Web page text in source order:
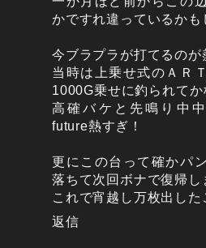
かですれ違っているか
今ブラプラが打てるのが
当時は上乗せ式のＡＲ
1000G乗せに釣られて
高確バケと先鳴り中
future熱すぎ！
更にこの台って確かパ
落ちて次回ボナで復帰し
これで宵越し万枚出した
返信